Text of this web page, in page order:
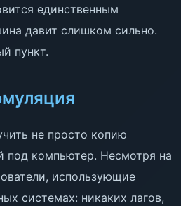
единственным
давит слишком сильно.
пункт.
не просто копию
под компьютер. Несмотря на
использующие
системах: никаких лагов,